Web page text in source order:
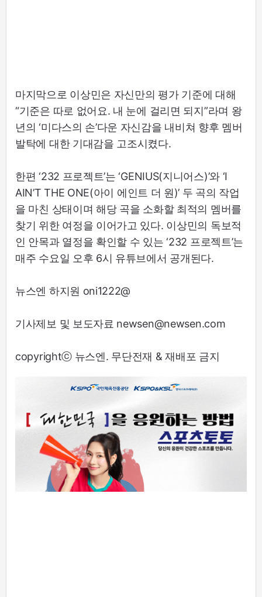
마지막으로 이상민은 자신만의 평가 기준에 대해
“기준은 따로 없어요. 내 눈에 걸리면 되지”라며 왕
년의 ‘미다스의 손’다운 자신감을 내비쳐 향후 멤버
발탁에 대한 기대감을 고조시켰다.
한편 ‘232 프로젝트’는 ‘GENIUS(지니어스)’와 ‘I
AIN’T THE ONE(아이 에인트 더 원)’ 두 곡의 작업
을 마친 상태이며 해당 곡을 소화할 최적의 멤버를
찾기 위한 여정을 이어가고 있다. 이상민의 독보적
인 안목과 열정을 확인할 수 있는 ‘232 프로젝트’는
매주 수요일 오후 6시 유튜브에서 공개된다.
뉴스엔 하지원 oni1222@
기사제보 및 보도자료 newsen@newsen.com
copyrightⓒ 뉴스엔. 무단전재 & 재배포 금지